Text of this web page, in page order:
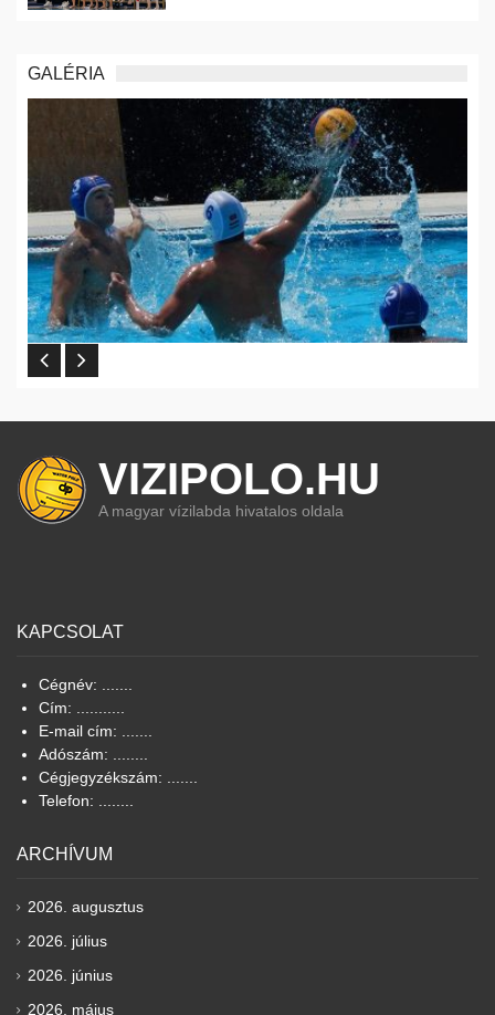
GALÉRIA
VIZIPOLO.HU
A magyar vízilabda hivatalos oldala
KAPCSOLAT
Cégnév: .......
Cím: ...........
E-mail cím: .......
Adószám: ........
Cégjegyzékszám: .......
Telefon: ........
ARCHÍVUM
2026. augusztus
2026. július
2026. június
2026. május